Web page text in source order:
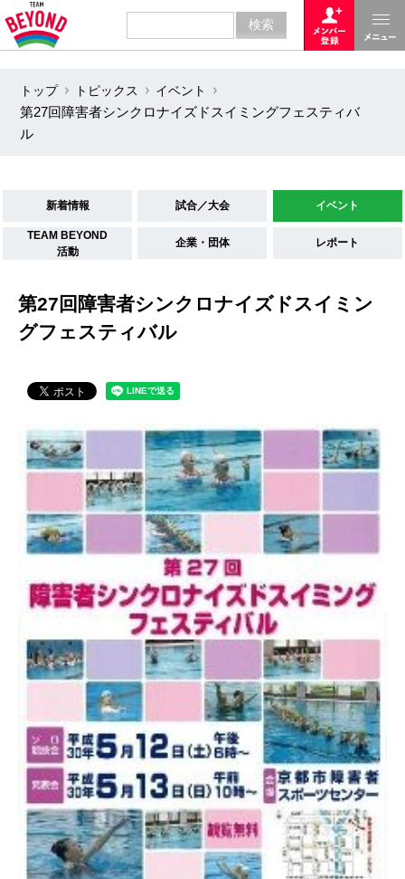
トップ トピックス
イベント
第27回障害者シンクロナイズドスイミングフェスティバ
ル
新着情報 試合／大会 イベント
TEAM BEYOND
活動
企業・団体 レポート
第27回障害者シンクロナイズドスイミン
グフェスティバル